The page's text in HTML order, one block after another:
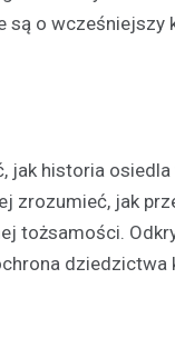
są o
historia osiedla
zrozumieć, jak
tożsamości.
dziedzictwa